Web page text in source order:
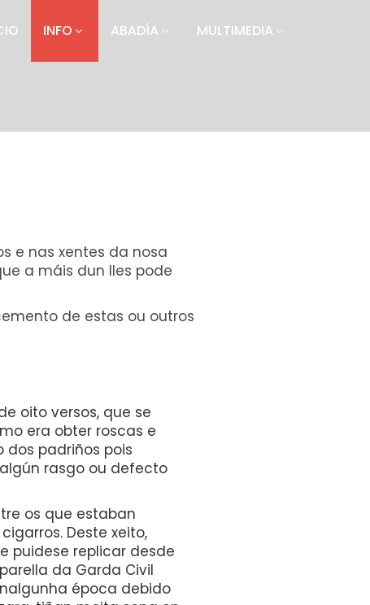
INFO ABADÍA MULTIMEDIA
e nas xentes da nosa
a máis dun lles pode
de estas ou outros
oito versos, que se
era obter roscas e
dos padriños pois
rasgo ou defecto
os que estaban
Deste xeito,
puidese replicar desde
da Garda Civil
época debido